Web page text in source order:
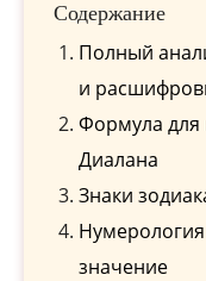
Содержание
Полный
и
Формула для
Диалана
Знаки
значение